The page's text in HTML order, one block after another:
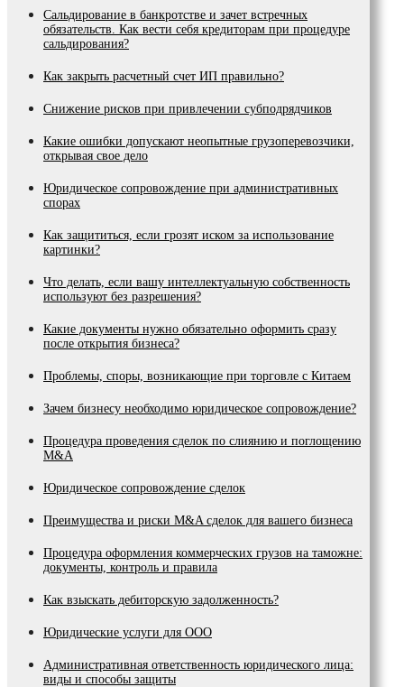
Сальдирование в банкротстве и зачет встречных
обязательств. Как вести себя кредиторам при процедуре
сальдирования?
Как закрыть расчетный счет ИП правильно?
Снижение рисков при привлечении субподрядчиков
Какие ошибки допускают неопытные грузоперевозчики,
открывая свое дело
Юридическое сопровождение при административных
спорах
Как защититься, если грозят иском за использование
картинки?
Что делать, если вашу интеллектуальную собственность
используют без разрешения?
Какие документы нужно обязательно оформить сразу
после открытия бизнеса?
Проблемы, споры, возникающие при торговле с Китаем
Зачем бизнесу необходимо юридическое сопровождение?
Процедура проведения сделок по слиянию и поглощению
M&A
Юридическое сопровождение сделок
Преимущества и риски М&A сделок для вашего бизнеса
Процедура оформления коммерческих грузов на таможне:
документы, контроль и правила
Как взыскать дебиторскую задолженность?
Юридические услуги для ООО
Административная ответственность юридического лица:
виды и способы защиты